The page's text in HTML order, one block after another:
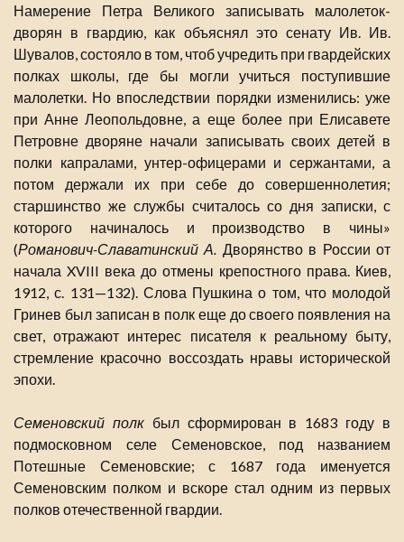
Намерение Петра Великого записывать малолеток-
дворян в гвардию, как объяснял это сенату Ив. Ив.
Шувалов, состояло в том, чтоб учредить при гвардейских
полках школы, где бы могли учиться поступившие
малолетки. Но впоследствии порядки изменились: уже
при Анне Леопольдовне, а еще более при Елисавете
Петровне дворяне начали записывать своих детей в
полки капралами, унтер-офицерами и сержантами, а
потом держали их при себе до совершеннолетия;
старшинство же службы считалось со дня записки, с
которого начиналось и производство в чины»
(Романович-Славатинский А. Дворянство в России от
начала XVIII века до отмены крепостного права. Киев,
1912, с. 131—132). Слова Пушкина о том, что молодой
Гринев был записан в полк еще до своего появления на
свет, отражают интерес писателя к реальному быту,
стремление красочно воссоздать нравы исторической
эпохи.
Семеновский полкбыл сформирован в 1683 году в
подмосковном селе Семеновское, под названием
Потешные Семеновские; с 1687 года именуется
Семеновским полком и вскоре стал одним из первых
полков отечественной гвардии.